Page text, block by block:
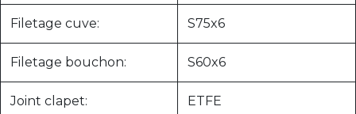
Filetage cuve: S75x6
Filetage bouchon: S60x6
Joint clapet: ETFE